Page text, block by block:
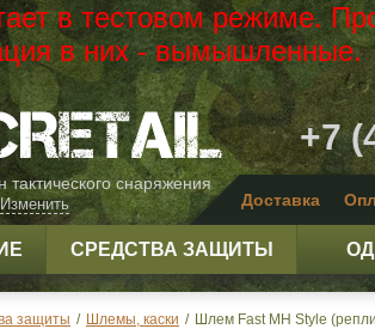
в тестовом режиме.
в них - вымышленные.
тактического снаряжения
+7
Доставка
Изменить
СРЕДСТВА ЗАЩИТЫ
защиты / Шлемы, каски / Шлем Fast MH Style